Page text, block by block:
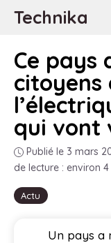
AllerTechnika
Actu
Ce pays
citoyens
qui vont
Publié le 3 mars
de lecture : environ
Un pays a